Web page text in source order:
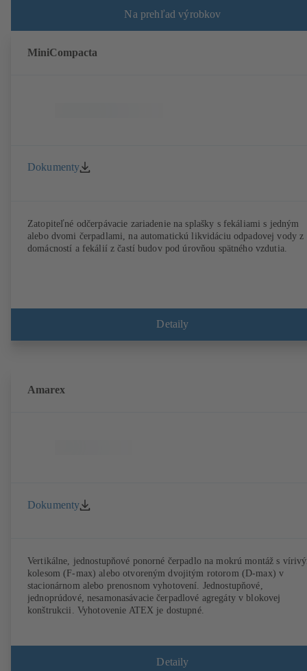
Na prehľad výrobkov
MiniCompacta
Dokumenty
Zatopiteľné odčerpávacie zariadenie na splašky s fekáliami s jedným
alebo dvomi čerpadlami, na automatickú likvidáciu odpadovej vody z
domácností a fekálií z častí budov pod úrovňou spätného vzdutia.
Detaily
Amarex
Dokumenty
Vertikálne, jednostupňové ponorné čerpadlo na mokrú montáž s
kolesom (F-max) alebo otvoreným dvojitým rotorom (D-max) v
stacionárnom alebo prenosnom vyhotovení. Jednostupňové,
jednoprúdové, nesamonasávacie čerpadlové agregáty v blokovej
konštrukcii. Vyhotovenie ATEX je dostupné.
Detaily